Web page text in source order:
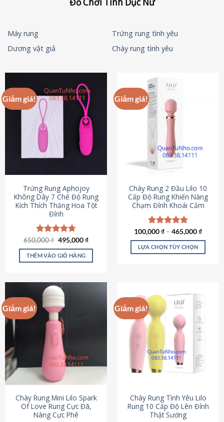
Máy rung
Trứng rung tình yêu
Dương vật giả
Chày rung tình yêu
Giảm giá!
Trứng Rung Aphojoy
Không Dây 7 Chế Độ Rung
Kích Thích Thăng Hoa Tột
Đỉnh
Được xếp
hạng4.72
5 sao
650,000₫ Giá
là:
650,000 ₫.
495,000₫Giá
tại
495,000 ₫.
THÊM VÀO GIỎ HÀNG
Giảm giá!
Chày Rung 2 Đầu Lilo 10
Cấp Độ Rung Khiến Nàng
Chạm Đỉnh Khoái Cảm
Được xếp
hạng4.80
5 sao
100,000₫ – 465,000₫
LỰA CHỌN TÙY CHỌN
nhiều
biến
thể.
Các
chọn
thể
chọn
trên
trang
Giảm giá!
Chày Rung Mini Lilo Spark
Of Love Rung Cực Đã,
Nàng Cực Phê
Giảm giá!
Chày Rung Tình Yêu Lilo
Rung 10 Cấp Độ Lên Đỉnh
Thật Sướng